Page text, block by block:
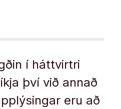
í háttvirtri
því við annað
eru að